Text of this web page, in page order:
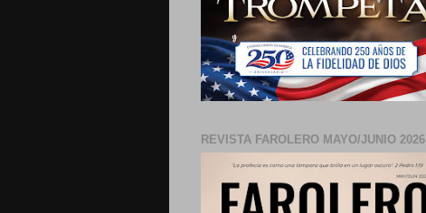
REVISTA FAROLERO MAYO/JUNIO 2026